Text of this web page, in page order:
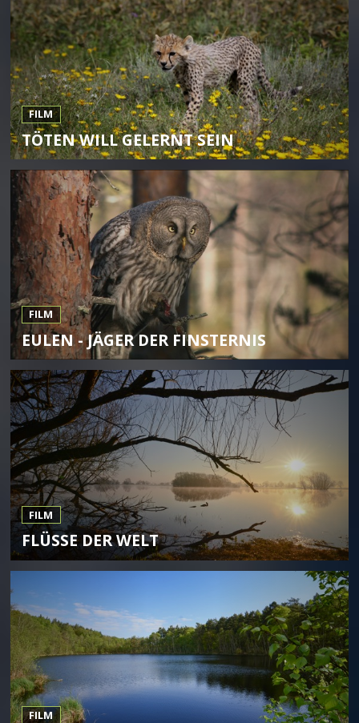
FILM
TÖTEN WILL GELERNT SEIN
FILM
EULEN - JÄGER DER FINSTERNIS
FILM
FLÜSSE DER WELT
FILM